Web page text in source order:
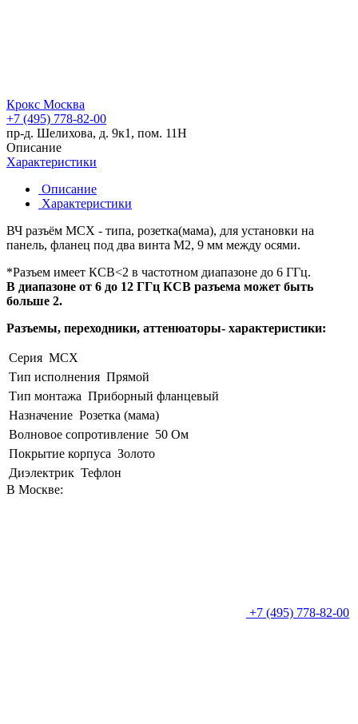
Крокс Москва
+7 (495) 778-82-00
пр-д. Шелихова, д. 9к1, пом. 11Н
Описание
Характеристики
Описание
Характеристики
ВЧ разъём MCX - типа, розетка(мама), для установки на
панель, фланец под два винта M2, 9 мм между осями.
*Разъем имеет КСВ<2 в частотном диапазоне до 6 ГГц.
В диапазоне от 6 до 12 ГГц КСВ разъема может быть
больше 2.
Разъемы, переходники, аттенюаторы- характеристики:
Серия MCX
Тип исполнения Прямой
Тип монтажа Приборный фланцевый
Назначение Розетка (мама)
Волновое сопротивление 50 Ом
Покрытие корпуса Золото
Диэлектрик Тефлон
В Москве:
+7 (495) 778-82-00